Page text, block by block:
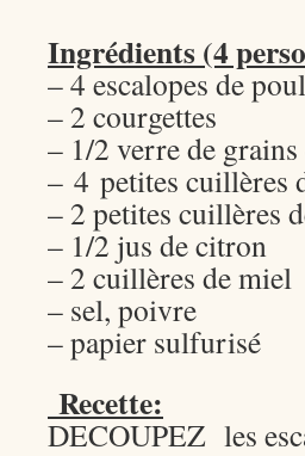
Ingrédients (4
– 4 escalopes de
– 2 courgettes
– 1/2 verre de
– 4 petites cuillères
– 2 petites cuillères
– 1/2 jus de citron
– 2 cuillères de miel
– sel, poivre
– papier sulfurisé
Recette:
DECOUPEZ les